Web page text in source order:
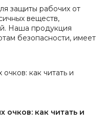
защиты рабочих от
веществ,
Наша продукция
безопасности, имеет
очков: как читать и